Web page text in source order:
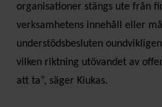
organisationer stängs ute från
verksamhetens innehåll eller
understödsbesluten
vilken riktning utövandet av
att ta”, säger Kiukas.